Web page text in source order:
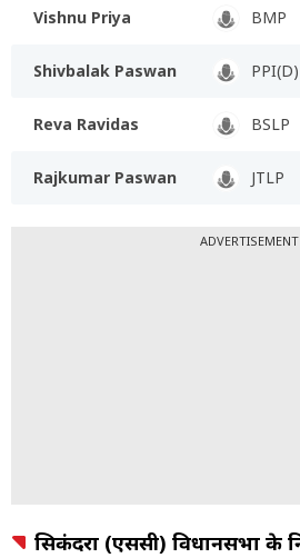
Vishnu Priya BMP
Shivbalak Paswan PPI(D)
Reva Ravidas BSLP
Rajkumar Paswan JTLP
ADVERTISEMENT
सिकंदरा (एससी) विधानसभा के